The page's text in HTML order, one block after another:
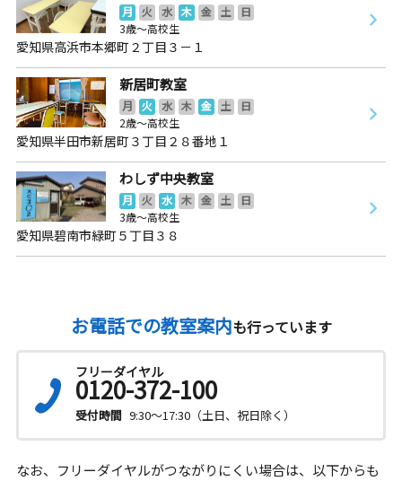
月 火 水 木 金 土
日
3歳～高校生
愛知県高浜市本郷町２丁目３－１
新居町教室
月 火 水 木 金 土
日
2歳～高校生
愛知県半田市新居町３丁目２８番地１
わしず中央教室
月 火 水 木 金 土
日
3歳～高校生
愛知県碧南市緑町５丁目３８
お電話での教室案内も行っています
フリーダイヤル
0120-372-100
受付時間 9:30～17:30（土日、祝日除く）
なお、フリーダイヤルがつながりにくい場合は、以下からも